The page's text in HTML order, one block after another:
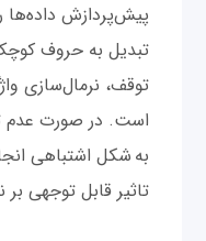
پیش‌پردازش داده‌ها
تبدیل به حروف
توقف، نرمال‌سازی
است. در صورت عدم
به شکل اشتباهی
تاثیر قابل توجهی